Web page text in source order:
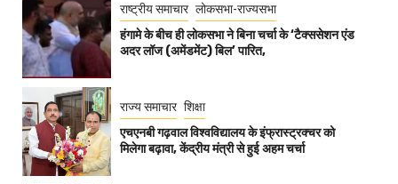
राष्ट्रीय समाचार लोकसभा-राज्यसभा
हंगामे के बीच ही लोकसभा ने बिना चर्चा के ‘टैक्ससेशन एंड
अदर लॉज (अमेंडमेंट) बिल’ पारित,
राज्य समाचार शिक्षा
एचएनबी गढ़वाल विश्वविद्यालय के इंफ्रास्ट्रक्चर को
मिलेगा बढ़ावा, केंद्रीय मंत्री से हुई अहम चर्चा